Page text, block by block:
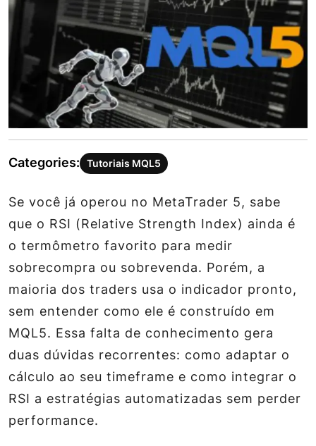
Categories: Tutoriais MQL5
Se você já operou no MetaTrader 5, sabe
que o RSI (Relative Strength Index) ainda é
o termômetro favorito para medir
sobrecompra ou sobrevenda. Porém, a
maioria dos traders usa o indicador pronto,
sem entender como ele é construído em
MQL5. Essa falta de conhecimento gera
duas dúvidas recorrentes: como adaptar o
cálculo ao seu timeframe e como integrar o
RSI a estratégias automatizadas sem perder
performance.